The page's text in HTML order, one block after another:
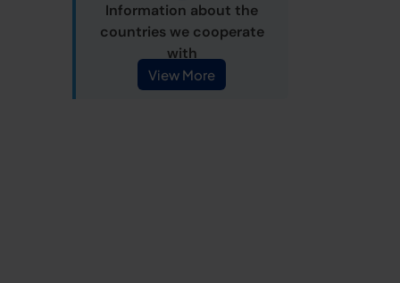
View More
Information about the
countries we cooperate
with